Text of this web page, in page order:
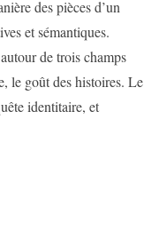
des pièces d’un
et sémantiques.
de trois champs
le goût des histoires. Le
identitaire, et